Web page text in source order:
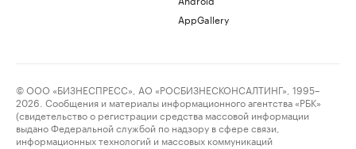
AppGallery
© ООО «БИЗНЕСПРЕСС», АО «РОСБИЗНЕСКОНСАЛТИНГ», 1995–
2026. Сообщения и материалы информационного агентства «РБК»
(свидетельство о регистрации средства массовой информации
выдано Федеральной службой по надзору в сфере связи,
информационных технологий и массовых коммуникаций